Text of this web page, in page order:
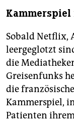
Sobald Netflix,
leergeglotzt
die
Greisenfunks
die
Kammerspiel,
Patienten